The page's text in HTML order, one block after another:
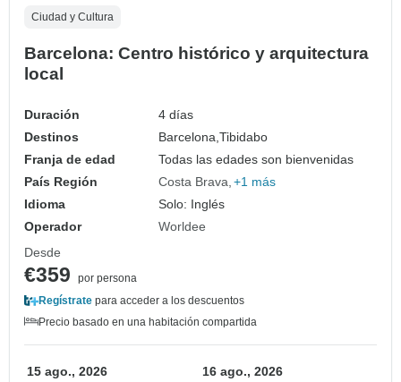
Ciudad y Cultura
Barcelona: Centro histórico y arquitectura
local
Duración
4 días
Destinos
Barcelona,Tibidabo
Franja de edad
Todas las edades son bienvenidas
País Región
Costa Brava +1 más
Idioma
Solo: Inglés
Operador
Worldee
Desde
€359
por persona
Regístrate para acceder a los descuentos
Precio basado en una habitación compartida
15 ago., 2026 16 ago., 2026